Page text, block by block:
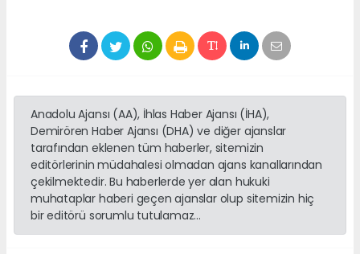
Anadolu Ajansı (AA), İhlas Haber Ajansı (İHA),
Demirören Haber Ajansı (DHA) ve diğer ajanslar
tarafından eklenen tüm haberler, sitemizin
editörlerinin müdahalesi olmadan ajans kanallarından
çekilmektedir. Bu haberlerde yer alan hukuki
muhataplar haberi geçen ajanslar olup sitemizin hiç
bir editörü sorumlu tutulamaz...